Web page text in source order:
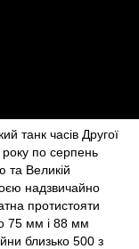
танк часів Другої
року по серпень
та Великій
надзвичайно
протистояти
75 мм і 88 мм
близько 500 з